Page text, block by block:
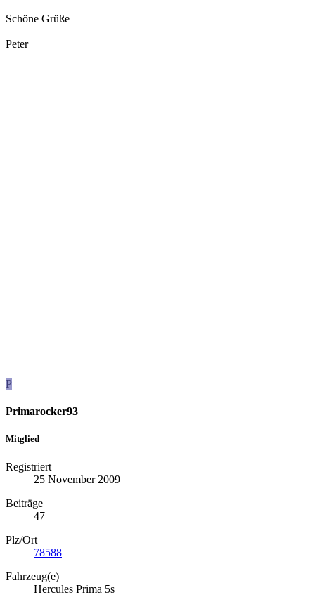
Schöne Grüße
Peter
P
Primarocker93
Mitglied
Registriert
25 November 2009
Beiträge
47
Plz/Ort
78588
Fahrzeug(e)
Hercules Prima 5s